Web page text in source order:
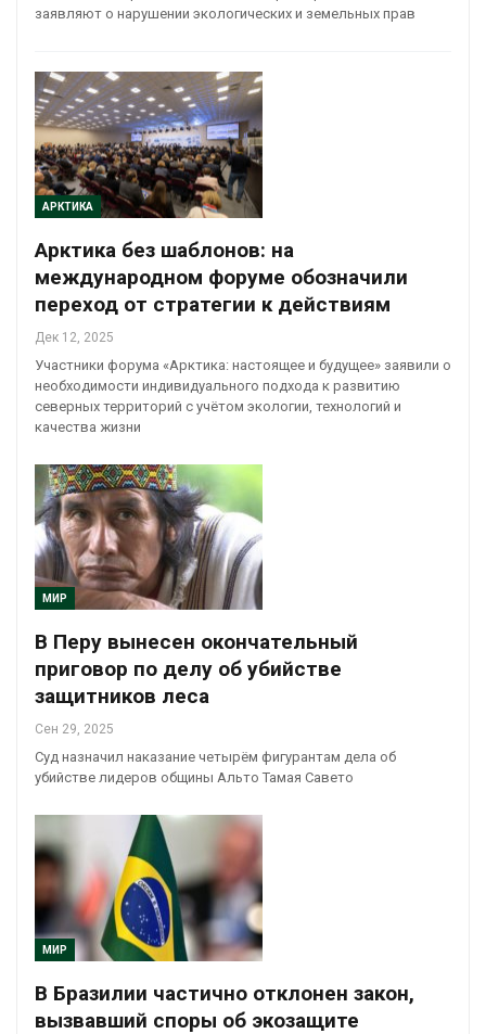
заявляют о нарушении экологических и земельных прав
АРКТИКА
Арктика без шаблонов: на
международном форуме обозначили
переход от стратегии к действиям
Дек 12, 2025
Участники форума «Арктика: настоящее и будущее» заявили о
необходимости индивидуального подхода к развитию
северных территорий с учётом экологии, технологий и
качества жизни
МИР
В Перу вынесен окончательный
приговор по делу об убийстве
защитников леса
Сен 29, 2025
Суд назначил наказание четырём фигурантам дела об
убийстве лидеров общины Альто Тамая Савето
МИР
В Бразилии частично отклонен закон,
вызвавший споры об экозащите